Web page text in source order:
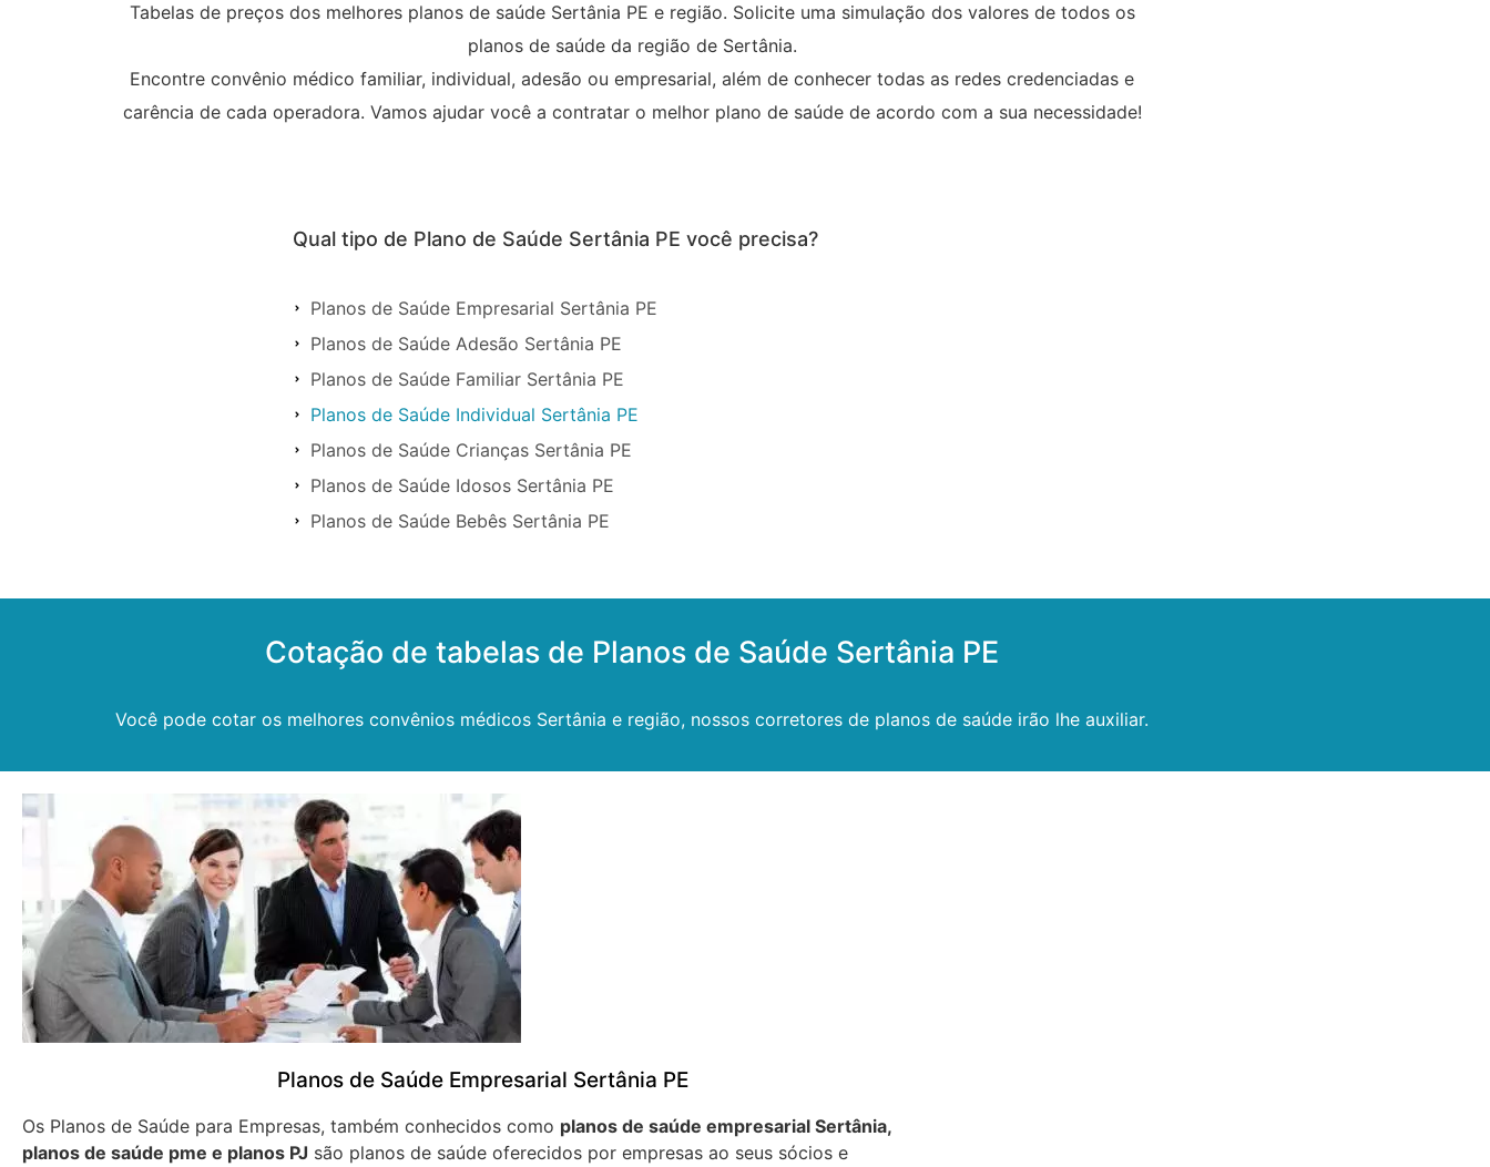
Tabelas de preços dos melhores planos de saúde Sertânia PE e região. Solicite uma simulação dos valores de todos os
planos de saúde da região de Sertânia.
Encontre convênio médico familiar, individual, adesão ou empresarial, além de conhecer todas as redes credenciadas e
carência de cada operadora. Vamos ajudar você a contratar o melhor plano de saúde de acordo com a sua necessidade!
Qual tipo de Plano de Saúde Sertânia PE você precisa?
Planos de Saúde Empresarial Sertânia PE
Planos de Saúde Adesão Sertânia PE
Planos de Saúde Familiar Sertânia PE
Planos de Saúde Individual Sertânia PE
Planos de Saúde Crianças Sertânia PE
Planos de Saúde Idosos Sertânia PE
Planos de Saúde Bebês Sertânia PE
Cotação de tabelas de Planos de Saúde Sertânia PE
Você pode cotar os melhores convênios médicos Sertânia e região, nossos corretores de planos de saúde irão lhe auxiliar.
Planos de Saúde Empresarial Sertânia PE
Os Planos de Saúde para Empresas, também conhecidos como planos de saúde empresarial Sertânia,
planos de saúde pme e planos PJ são planos de saúde oferecidos por empresas ao seus sócios e